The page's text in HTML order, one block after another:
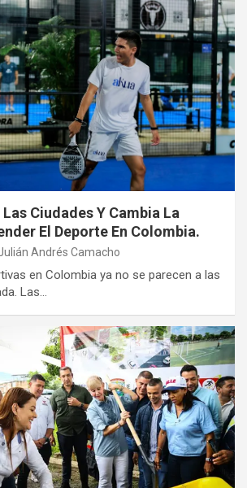
Ciudades Y Cambia La
El Deporte En Colombia.
Andrés Camacho
en Colombia ya no se parecen a las
Las…